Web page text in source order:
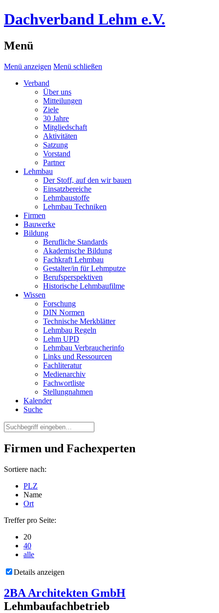
Dachverband Lehm e.V.
Menü
Menü anzeigen Menü schließen
Verband
Über uns
Mitteilungen
Ziele
30 Jahre
Mitgliedschaft
Aktivitäten
Satzung
Vorstand
Partner
Lehmbau
Der Stoff, auf den wir bauen
Einsatzbereiche
Lehmbaustoffe
Lehmbau Techniken
Firmen
Bauwerke
Bildung
Berufliche Standards
Akademische Bildung
Fachkraft Lehmbau
Gestalter/in für Lehmputze
Berufsperspektiven
Historische Lehmbaufilme
Wissen
Forschung
DIN Normen
Technische Merkblätter
Lehmbau Regeln
Lehm UPD
Lehmbau Verbraucherinfo
Links und Ressourcen
Fachliteratur
Medienarchiv
Fachwortliste
Stellungnahmen
Kalender
Suche
Firmen und Fachexperten
Sortiere nach:
PLZ
Name
Ort
Treffer pro Seite:
20
40
alle
Details anzeigen
2BA Architekten GmbH
Lehmbaufachbetrieb